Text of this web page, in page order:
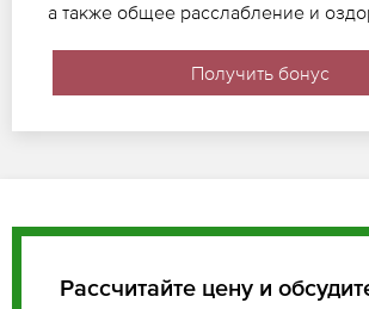
а также общее расслабление и
Получить бонус
Рассчитайте цену и